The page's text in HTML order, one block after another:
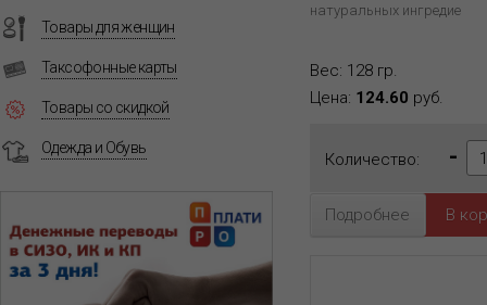
Товары для женщин
Таксофонные карты
Товары со скидкой
Одежда и Обувь
натуральных ингредие
Вес: 128 гр.
Цена: 124.60 руб.
Количество: -
Подробнее